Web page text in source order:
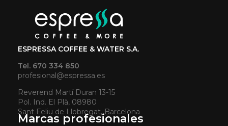
ESPRESSA COFFEE & WATER S.A.
Tel. 670 334 850
profesional@espressa.es
Reverend Martí Duran 13-15
Pol. Ind. El Plà, 08980
Sant Feliu de Llobregat, Barcelona
Marcas profesionales